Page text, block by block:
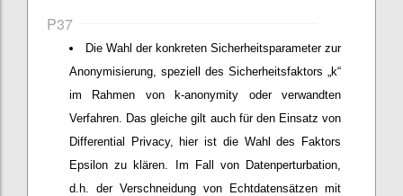
P37
Die Wahl der konkreten Sicherheitsparameter zur
Anonymisierung, speziell des Sicherheitsfaktors „k“
im Rahmen von k-anonymity oder verwandten
Verfahren. Das gleiche gilt auch für den Einsatz von
Differential Privacy, hier ist die Wahl des Faktors
Epsilon zu klären. Im Fall von Datenperturbation,
d.h. der Verschneidung von Echtdatensätzen mit